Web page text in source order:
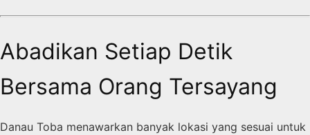
Abadikan Setiap Detik
Bersama Orang Tersayang
Danau Toba menawarkan banyak lokasi yang sesuai untuk